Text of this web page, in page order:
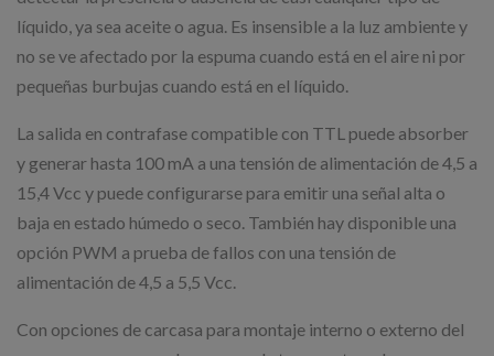
líquido, ya sea aceite o agua. Es insensible a la luz ambiente y
no se ve afectado por la espuma cuando está en el aire ni por
pequeñas burbujas cuando está en el líquido.
La salida en contrafase compatible con TTL puede absorber
y generar hasta 100 mA a una tensión de alimentación de 4,5 a
15,4 Vcc y puede configurarse para emitir una señal alta o
baja en estado húmedo o seco. También hay disponible una
opción PWM a prueba de fallos con una tensión de
alimentación de 4,5 a 5,5 Vcc.
Con opciones de carcasa para montaje interno o externo del